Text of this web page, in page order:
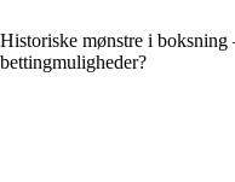
Historiske mønstre i
bettingmuligheder?